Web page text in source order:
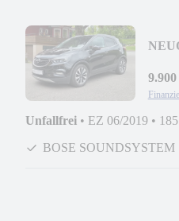
NEU
9.900
Unfallfrei • EZ 06/2019 •
BOSE SOUNDSYSTEM